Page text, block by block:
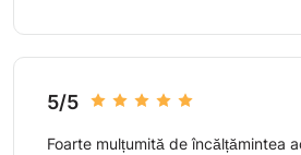
5/5
Foarte mulțumită de încălțămintea